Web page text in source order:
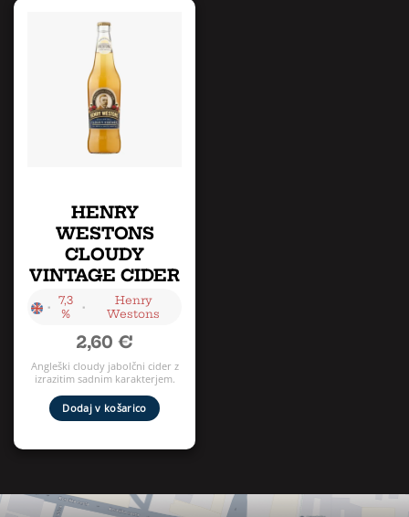
HENRY
WESTONS
CLOUDY
VINTAGE CIDER
•
7,3
%
•
Henry
Westons
2,60 €
Angleški cloudy jabolčni cider z
izrazitim sadnim karakterjem.
Dodaj v košarico